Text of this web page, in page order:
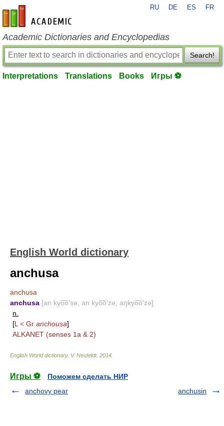
en-academic.com
RU DE ES FR
Academic Dictionaries and Encyclopedias
Search!
Interpretations Translations Books Игры ⚽
English World dictionary
anchusa
anchusa
anchusa [an kyo͞o′sə, an kyo͞o′zə; aŋkyo͞o′zə]
n.
[L < Gr anchousa]
ALKANET (senses 1a & 2)
English World dictionary. V. Neufeldt. 2014
Игры ⚽
Поможем сделать НИР
anchovy pear
anchusin